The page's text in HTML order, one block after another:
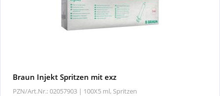
Braun Injekt Spritzen mit exz
PZN/Art.Nr.: 02057903 | 100X5 ml, Spritzen